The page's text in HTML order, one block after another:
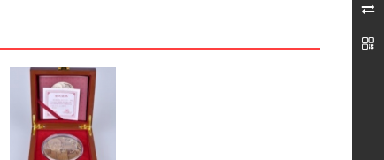


戴葆庭大铜章 铜、直径70毫米、厚10毫米、重120克